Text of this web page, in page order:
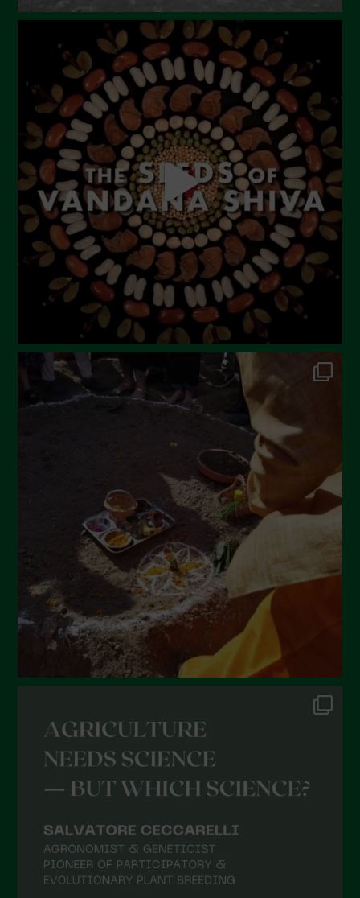
Ottobre 2023
Settembre 2023
Agosto 2023
Luglio 2023
Giugno 2023
Maggio 2023
Aprile 2023
Marzo 2023
Febbraio 2023
Dicembre 2022
Novembre 2022
Ottobre 2022
Settembre 2022
Aprile 2022
Marzo 2022
Febbraio 2022
Gennaio 2022
Dicembre 2021
Novembre 2021
Settembre 2021
Agosto 2021
Luglio 2021
Aprile 2021